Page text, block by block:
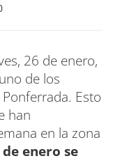
26 de enero,
de los
Esto
han
en la zona
enero se